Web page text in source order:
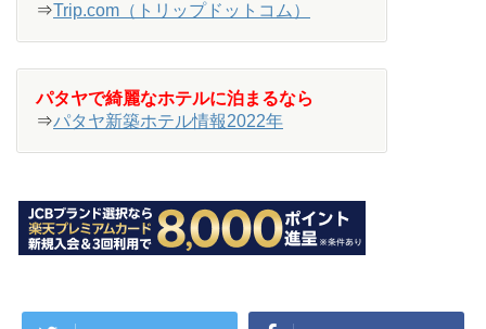
⇒Trip.com（トリップドットコム）
パタヤで綺麗なホテルに泊まるなら
⇒パタヤ新築ホテル情報2022年